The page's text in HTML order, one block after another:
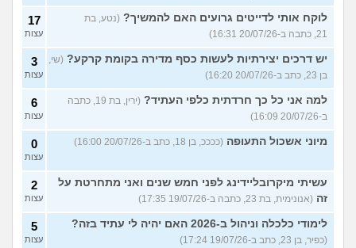
לוקח אותי לדייטים גרועים האם להמשיך? (נטע, בת
21, כתבה ב-20/07/26 16:31)
17
עצות
יש דרכים יצירתיות לעשות כסף מדירה בקומת קרקע? (שי,
בן 23, כתב ב-20/07/26 16:20)
3
עצות
למה אני כל כך חרדתית כלפי העתיד?
(ירין, בת 19, כתבה
ב-20/07/26 16:09)
6
עצות
מיוני אשכול התעופה (ככככ, בן 18, כתב ב-20/07/26 16:00) 0
עצות
עשיתי מיקרובליידינג לפני חמש שנים ואני מתחרטת על
זה (אנונימית, בת 23, כתבה ב-19/07/26 17:35)
2
עצות
לימודי כלכלה וניהול ב-2026 האם יהיה לי עתיד בזה?
(כפיר, בן 23, כתב ב-19/07/26 17:24)
5
עצות